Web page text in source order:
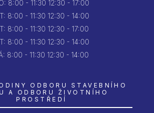
8:00 - 11:30 12:30 - 17:00
8:00 - 11:30 12:30 - 14:00
8:00 - 11:30 12:30 - 17:00
8:00 - 11:30 12:30 - 14:00
8:00 - 11:30 12:30 - 14:00
ODBORU STAVEBNÍHO
A ODBORU ŽIVOTNÍHO
PROSTŘEDÍ